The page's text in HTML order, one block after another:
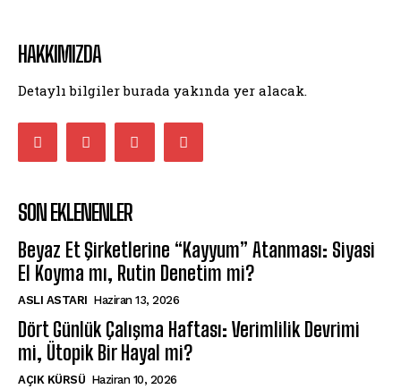
HAKKIMIZDA
Detaylı bilgiler burada yakında yer alacak.
SON EKLENENLER
Beyaz Et Şirketlerine “Kayyum” Atanması: Siyasi
El Koyma mı, Rutin Denetim mi?
ASLI ASTARI Haziran 13, 2026
Dört Günlük Çalışma Haftası: Verimlilik Devrimi
mi, Ütopik Bir Hayal mi?
AÇIK KÜRSÜ Haziran 10, 2026